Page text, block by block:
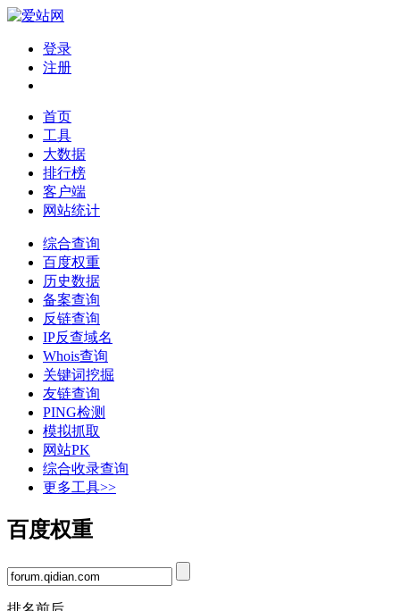
登录
注册
首页
工具
大数据
排行榜
客户端
网站统计
综合查询
百度权重
历史数据
备案查询
反链查询
IP反查域名
Whois查询
关键词挖掘
友链查询
PING检测
模拟抓取
网站PK
综合收录查询
更多工具>>
百度权重